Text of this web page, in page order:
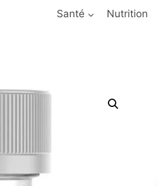
Santé Nutrition